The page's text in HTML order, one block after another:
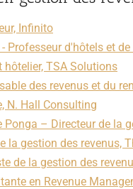
Infinito
Professeur d'hôtels et
TSA Solutions
des revenus et du
N. Hall Consulting
Ponga – Directeur de la
la gestion des revenus,
de la gestion des
en Revenue